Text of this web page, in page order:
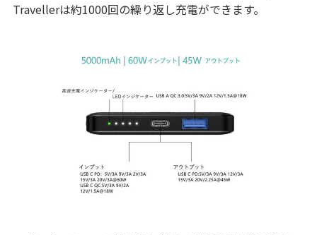
Travellerは約1000回の繰り返し充電ができます。